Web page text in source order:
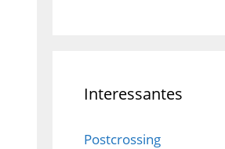
Interessantes
Postcrossing